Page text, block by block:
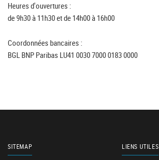
Heures d'ouvertures :
de 9h30 à 11h30 et de 14h00 à 16h00
Coordonnées bancaires :
BGL BNP Paribas LU41 0030 7000 0183 0000
SITEMAP LIENS UTILES